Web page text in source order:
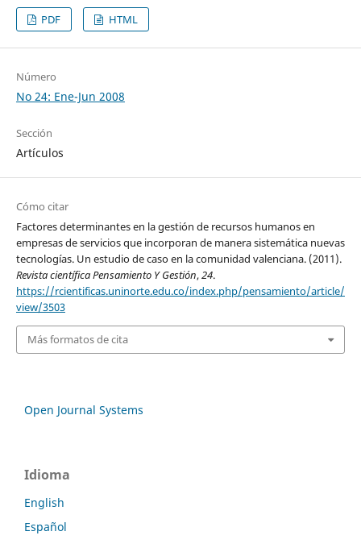
PDF HTML
Número
No 24: Ene-Jun 2008
Sección
Artículos
Cómo citar
Factores determinantes en la gestión de recursos humanos en
empresas de servicios que incorporan de manera sistemática nuevas
tecnologías. Un estudio de caso en la comunidad valenciana. (2011).
Revista científica Pensamiento Y Gestión,24.
https://rcientificas.uninorte.edu.co/index.php/pensamiento/article/
view/3503
Más formatos de cita
Open Journal Systems
Idioma
English
Español